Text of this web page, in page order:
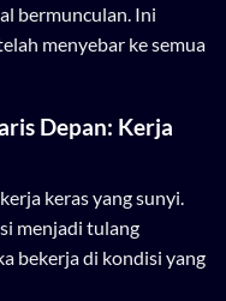
bermunculan. Ini
menyebar ke semua
Depan: Kerja
keras yang sunyi.
menjadi tulang
bekerja di kondisi yang